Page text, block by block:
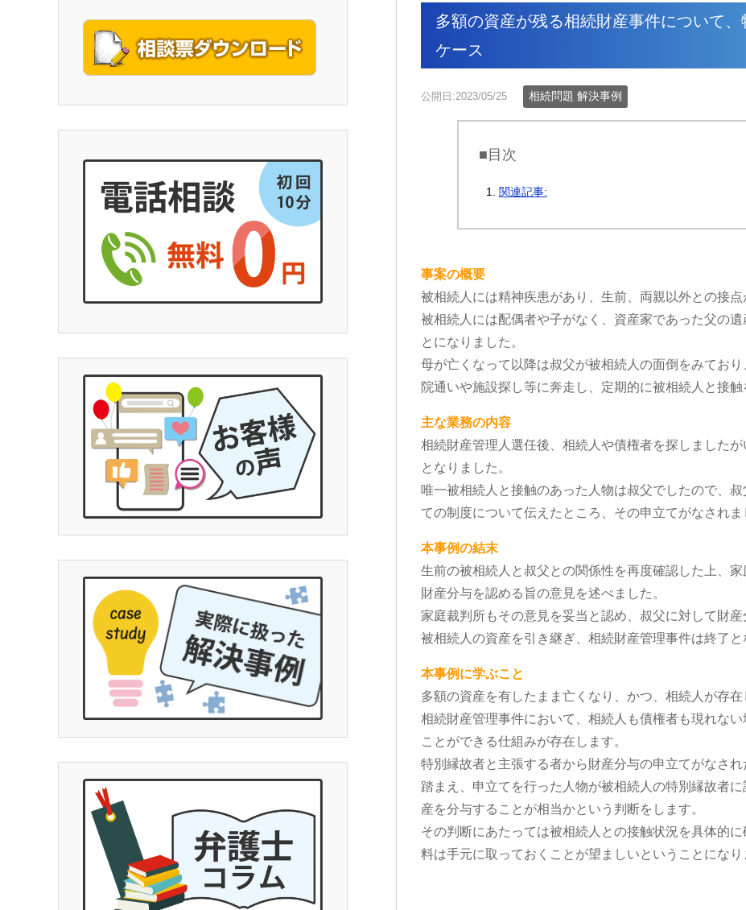
多額の資産が残る相続財産事件について
ケース
公開日:2023/05/25 相続問題 解決事例
■目次
関連記事:
事案の概要
被相続人には精神疾患があり、生前、両親以外との接
被相続人には配偶者や子がなく、資産家であった父の
とになりました。
母が亡くなって以降は叔父が被相続人の面倒をみてお
院通いや施設探し等に奔走し、定期的に被相続人と接触
主な業務の内容
相続財産管理人選任後、相続人や債権者を探しました
となりました。
唯一被相続人と接触のあった人物は叔父でしたので、
ての制度について伝えたところ、その申立てがなされま
本事例の結末
生前の被相続人と叔父との関係性を再度確認した上、
財産分与を認める旨の意見を述べました。
家庭裁判所もその意見を妥当と認め、叔父に対して財
被相続人の資産を引き継ぎ、相続財産管理事件は終了と
本事例に学ぶこと
多額の資産を有したまま亡くなり、かつ、相続人が存
相続財産管理事件において、相続人も債権者も現れな
ことができる仕組みが存在します。
特別縁故者と主張する者から財産分与の申立てがなさ
踏まえ、申立てを行った人物が被相続人の特別縁故者
産を分与することが相当かという判断をします。
その判断にあたっては被相続人との接触状況を具体的
料は手元に取っておくことが望ましいということになり